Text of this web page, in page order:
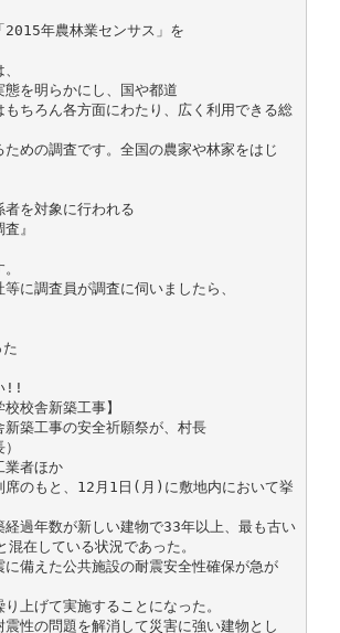
2015年農林業センサス」を
態を明らかにし、国や都道
もちろん各方面にわたり、広く利用できる総
ための調査です。全国の農家や林家をはじ
を対象に行われる
』
に調査員が調査に伺いましたら、
!!
校舎新築工事】
新築工事の安全祈願祭が、村長
業者ほか
席のもと、12月1日(月)に敷地内において挙
経過年数が新しい建物で33年以上、最も古い
在している状況であった。
に備えた公共施設の耐震安全性確保が急が
上げて実施することになった。
震性の問題を解消して災害に強い建物とし